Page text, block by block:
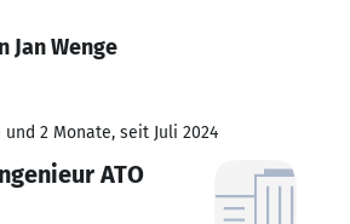
Jan Wenge
und 2 Monate, seit Juli 2024
ATO